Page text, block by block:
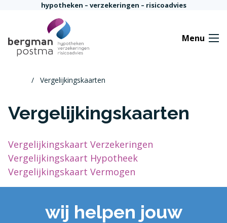
Ga naar de inhoudhypotheken – verzekeringen – risicoadvies
Menu
Vergelijkingskaarten
Vergelijkingskaarten
Vergelijkingskaart Verzekeringen
Vergelijkingskaart Hypotheek
Vergelijkingskaart Vermogen
wij helpen jouw